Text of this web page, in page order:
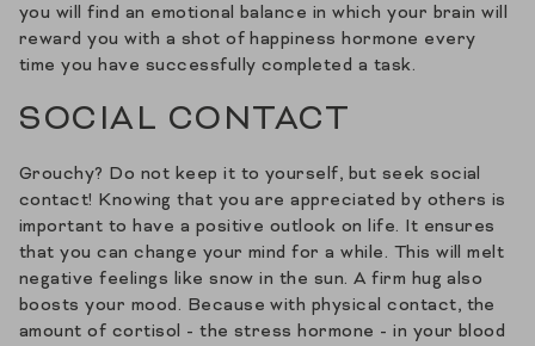
you will find an emotional balance in which your brain will
reward you with a shot of happiness hormone every
time you have successfully completed a task.
SOCIAL CONTACT
Grouchy? Do not keep it to yourself, but seek social
contact! Knowing that you are appreciated by others is
important to have a positive outlook on life. It ensures
that you can change your mind for a while. This will melt
negative feelings like snow in the sun. A firm hug also
boosts your mood. Because with physical contact, the
amount of cortisol - the stress hormone - in your blood